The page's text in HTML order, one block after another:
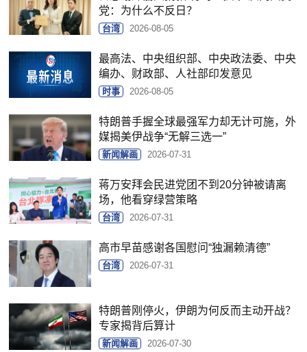
党：为什么不反日？
台湾 2026-08-05
最高法、中央组织部、中央政法委、中央
编办、财政部、人社部印发意见
时事 2026-08-05
特朗普手握全球最强军力却无计可施，外
媒揭美伊战争“无解三选一”
新闻解画 2026-07-31
蒋万安拜会民进党团不到20分钟被请离
场，他看穿绿营策略
台湾 2026-07-31
高市早苗感谢各国慰问“独漏赖清德”
台湾 2026-07-31
特朗普刚停火，伊朗为何反而主动开战？
专家揭背后算计
新闻解画 2026-07-30